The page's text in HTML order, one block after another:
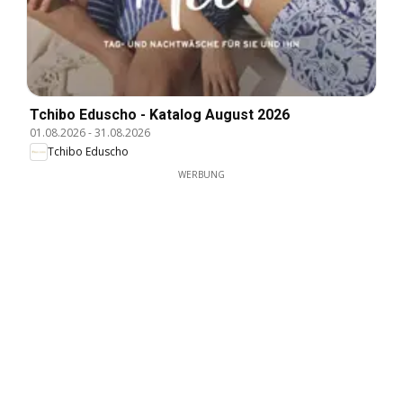
Tchibo Eduscho - Katalog August 2026
01.08.2026-31.08.2026
Tchibo Eduscho
WERBUNG